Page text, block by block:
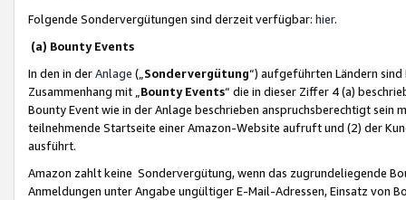
Folgende Sondervergütungen sind derzeit verfügbar: hier.
(a) Bounty Events
In den in derAnlage („ Sondervergütung“) aufgeführten Ländern
Zusammenhang mit „ Bounty Events“ die in dieser Ziffer 4 (a)
Bounty Event wie in der Anlage beschrieben anspruchsberechtigt sein
teilnehmende Startseite einer Amazon-Website aufruft und (2) der
ausführt.
Amazon zahlt keine Sondervergütung, wenn das zugrundeliegende
Anmeldungen unter Angabe ungültiger E-Mail-Adressen, Einsatz von